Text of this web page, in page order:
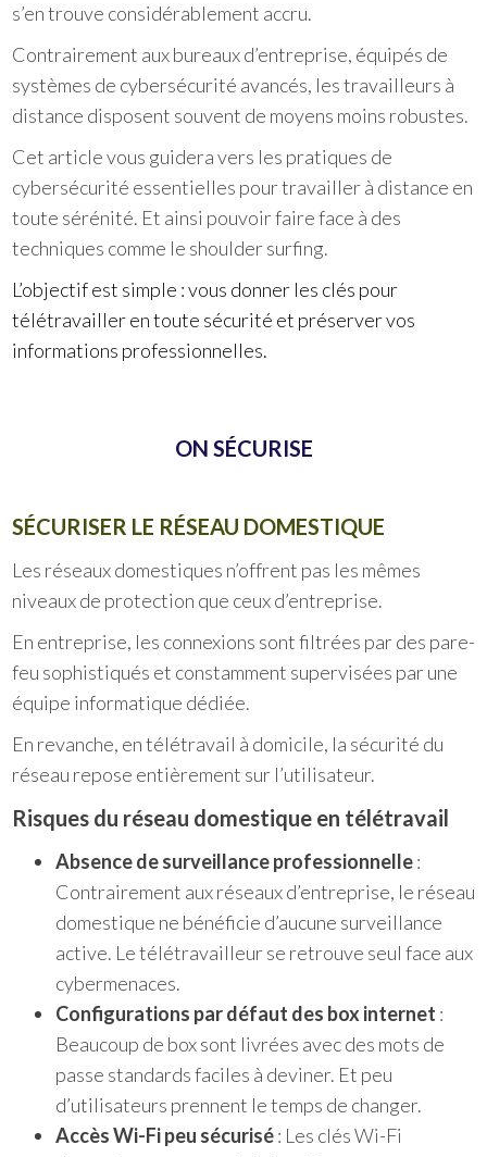
s’en trouve considérablement accru.
Contrairement aux bureaux d’entreprise, équipés de
systèmes de cybersécurité avancés, les travailleurs à
distance disposent souvent de moyens moins robustes.
Cet article vous guidera vers les pratiques de
cybersécurité essentielles pour travailler à distance en
toute sérénité. Et ainsi pouvoir faire face à des
techniques comme le shoulder surfing.
L’objectif est simple : vous donner les clés pour
télétravailler en toute sécurité et préserver vos
informations professionnelles.
ON SÉCURISE
SÉCURISER LE RÉSEAU DOMESTIQUE
Les réseaux domestiques n’offrent pas les mêmes
niveaux de protection que ceux d’entreprise.
En entreprise, les connexions sont filtrées par des pare-
feu sophistiqués et constamment supervisées par une
équipe informatique dédiée.
En revanche, en télétravail à domicile, la sécurité du
réseau repose entièrement sur l’utilisateur.
Risques du réseau domestique en télétravail
Absence de surveillance professionnelle:
Contrairement aux réseaux d’entreprise, le réseau
domestique ne bénéficie d’aucune surveillance
active. Le télétravailleur se retrouve seul face aux
cybermenaces.
Configurations par défaut des box internet :
Beaucoup de box sont livrées avec des mots de
passe standards faciles à deviner. Et peu
d’utilisateurs prennent le temps de changer.
Accès Wi-Fi peu sécurisé: Les clés Wi-Fi